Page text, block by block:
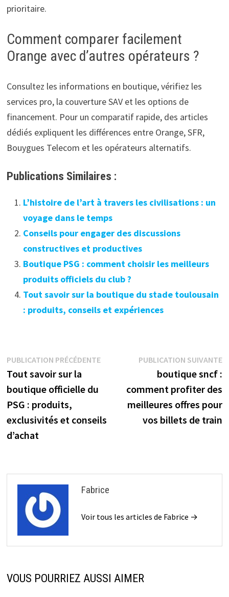
prioritaire.
Comment comparer facilement
Orange avec d’autres opérateurs ?
Consultez les informations en boutique, vérifiez les
services pro, la couverture SAV et les options de
financement. Pour un comparatif rapide, des articles
dédiés expliquent les différences entre Orange, SFR,
Bouygues Telecom et les opérateurs alternatifs.
Publications Similaires :
L’histoire de l’art à travers les civilisations : un
voyage dans le temps
Conseils pour engager des discussions
constructives et productives
Boutique PSG : comment choisir les meilleurs
produits officiels du club ?
Tout savoir sur la boutique du stade toulousain
: produits, conseils et expériences
Navigation
de
l’article
PUBLICATION PRÉCÉDENTEPublication
Tout savoir sur la
boutique officielle du
PSG : produits,
exclusivités et conseils
d’achat
PUBLICATION SUIVANTE
boutique sncf :
comment profiter des
meilleures offres pour
vos billets de train
Fabrice
Voir tous les articles de Fabrice →
VOUS POURRIEZ AUSSI AIMER